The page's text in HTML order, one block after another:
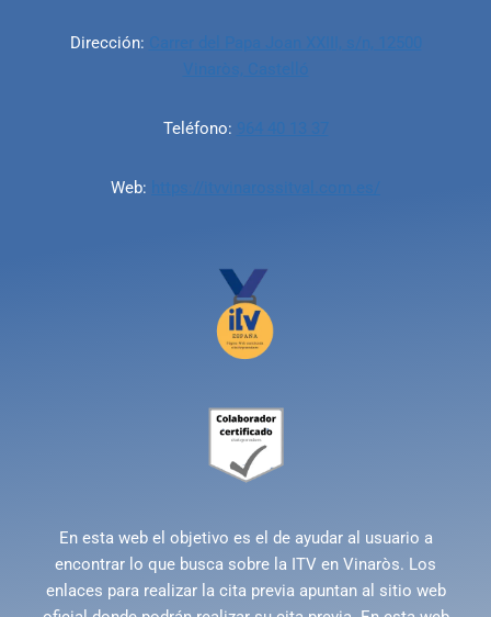
Dirección:
Teléfono:
Web:
En esta web el objetivo es el de ayudar al usuario a
encontrar lo que busca sobre la ITV en Vinaròs. Los
enlaces para realizar la cita previa apuntan al sitio web